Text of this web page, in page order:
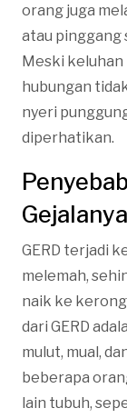
orang juga
atau pinggang
Meski keluhan
hubungan
nyeri
diperhatikan.
Gejalanya
GERD terjadi
melemah,
naik ke
dari GERD
mulut, mual,
beberapa
lain tubuh,